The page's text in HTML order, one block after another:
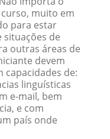
muito em
para estar
de
outras áreas de
devem
de:
linguísticas
e-mail, bem
e com
país onde